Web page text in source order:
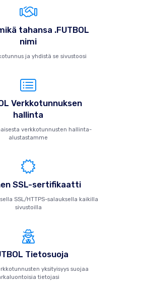
tahansa .FUTBOL
nimi
ja yhdistä se sivustoosi
Verkkotunnuksen
hallinta
verkkotunnusten hallinta-
alustastamme
SSL-sertifikaatti
SSL/HTTPS-salauksella kaikilla
sivustoilla
Tietosuoja
yksityisyys suojaa
tietojasi